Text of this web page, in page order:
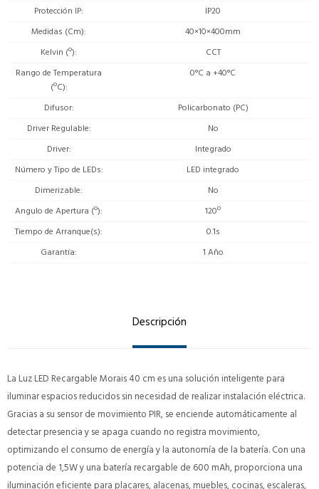
Protección IP
IP20
Medidas (Cm)
40×10×400mm
Kelvin (º)
CCT
Rango de Temperatura
(ºC)
0°C a +40°C
Difusor
Policarbonato (PC)
Driver Regulable
No
Driver
Integrado
Número y Tipo de LEDs
LED integrado
Dimerizable
No
Angulo de Apertura (º)
120º
Tiempo de Arranque(s)
0.1s
Garantía
1 Año
Descripción
La Luz LED Recargable Morais 40 cm es una solución inteligente para
iluminar espacios reducidos sin necesidad de realizar instalación eléctrica.
Gracias a su sensor de movimiento PIR, se enciende automáticamente al
detectar presencia y se apaga cuando no registra movimiento,
optimizando el consumo de energía y la autonomía de la batería. Con una
potencia de 1,5W y una batería recargable de 600 mAh, proporciona una
iluminación eficiente para placares, alacenas, muebles, cocinas, escaleras,